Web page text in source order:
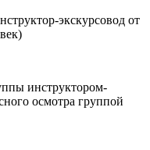
экскурсовод от
инструктором-
осмотра группой